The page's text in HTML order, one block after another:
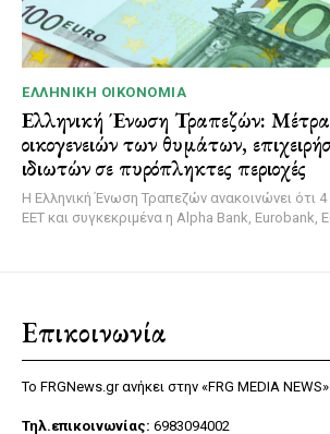
ΕΛΛΗΝΙΚΉ ΟΙΚΟΝΟΜΊΑ
Ελληνική Ένωση Τραπεζών: Μέτρα
οικογενειών των θυμάτων,
ιδιωτών σε πυρόπληκτες περιοχές
Η Ελληνική Ένωση Τραπεζών ανακοινώνει ότι
ΕΕΤ και συγκεκριμένα η Alpha Bank, Eurobank,
Επικοινωνία
Το FRGNews.gr ανήκει στην «FRG MEDIA NEWS»
Τηλ.επικοινωνίας: 6983094002